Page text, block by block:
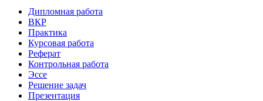
Дипломная работа
ВКР
Практика
Курсовая работа
Реферат
Контрольная работа
Эссе
Решение задач
Презентация